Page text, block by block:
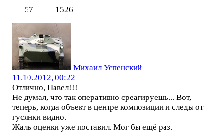
57
1526
Михаил Успенский
11.10.2012, 00:22
Отлично, Павел!!!
Не думал, что так оперативно среагируешь... Вот,
теперь, когда объект в центре композиции и следы от
гусянки видно.
Жаль оценки уже поставил. Мог бы ещё раз.